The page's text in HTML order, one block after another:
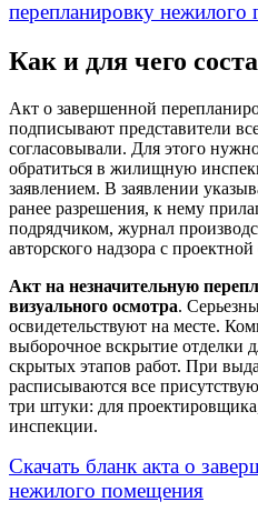
перепланировку
Как и для чего
Акт о завершенной
подписывают представители
согласовывали. Для этого
обратиться в жилищную
заявлением. В заявлении
ранее разрешения, к нему
подрядчиком, журнал
авторского надзора с
Акт на незначительную
визуального осмотра.
освидетельствуют на месте.
выборочное вскрытие отделки
скрытых этапов работ. При
расписываются все
три штуки: для
инспекции.
Скачать бланк акта о
нежилого помещения